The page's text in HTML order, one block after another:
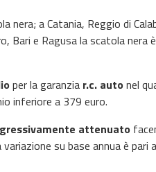
a Catania, Reggio di
Bari e Ragusa la scatola nera
per la garanzia r.c. auto nel
inferiore a 379 euro.
attenuato
su base annua è pari